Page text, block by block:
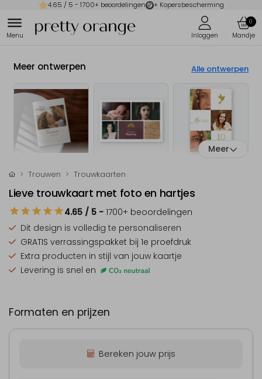
4.65 / 5 - 1700+ beoordelingen + Kopersbescherming
0
Meer ontwerpen Alle ontwerpen
Meer
Trouwen Trouwkaarten
Lieve trouwkaart met foto en hartjes
4.65 / 5 - 1700+ beoordelingen
Dit design is volledig te personaliseren
GRATIS verrassingspakket bij 1e proefdruk
Extra producten in stijl van jouw kaartje
Levering is snel en
Formaten en prijzen
Bereken jouw prijs